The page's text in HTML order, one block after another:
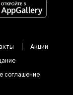
Акции
соглашение